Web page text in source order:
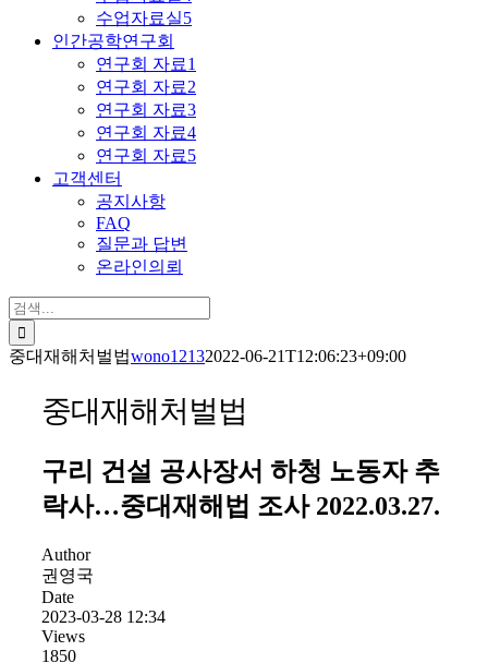
수업자료실5
인간공학연구회
연구회 자료1
연구회 자료2
연구회 자료3
연구회 자료4
연구회 자료5
고객센터
공지사항
FAQ
질문과 답변
온라인의뢰
검
색:
중대재해처벌법wono12132022-06-21T12:06:23+09:00
중대재해처벌법
구리 건설 공사장서 하청 노동자 추
락사…중대재해법 조사 2022.03.27.
Author
권영국
Date
2023-03-28 12:34
Views
1850